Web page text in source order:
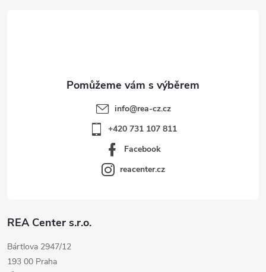
REA Center s.r.o.
Bártlova 2947/12
193 00 Praha
info@rea-cz.cz
+420 731 107 811
Facebook
reacenter.cz